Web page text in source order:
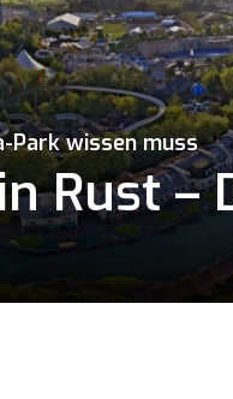
Park wissen muss
Rust –